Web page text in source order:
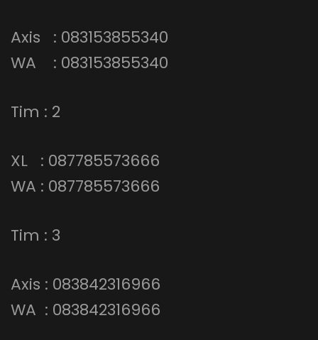
Axis : 083153855340
WA : 083153855340
Tim : 2
XL : 087785573666
WA : 087785573666
Tim : 3
Axis : 083842316966
WA : 083842316966